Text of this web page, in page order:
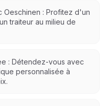
Oeschinen : Profitez d'un
traiteur au milieu de
: Détendez-vous avec
personnalisée à